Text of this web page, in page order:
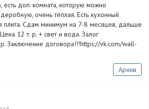
есть доп. комната, которую можно
очень тёплая. Есть кухонный
плита. Сдам минимум на 7-8 месяцев, дальше
12 т. р. + свет и вода. Залог
р. Заключение договора!!!https://vk.com/wall-
Архив